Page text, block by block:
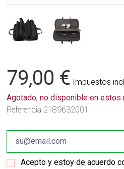
79,00 € Impuestos
Agotado, no disponible en estos
Referencia 2189632001
Acepto y estoy de acuerdo